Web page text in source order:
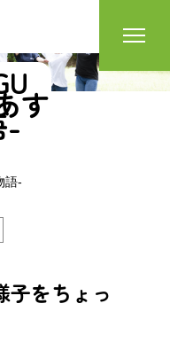
す
-
語-
子をちょっ